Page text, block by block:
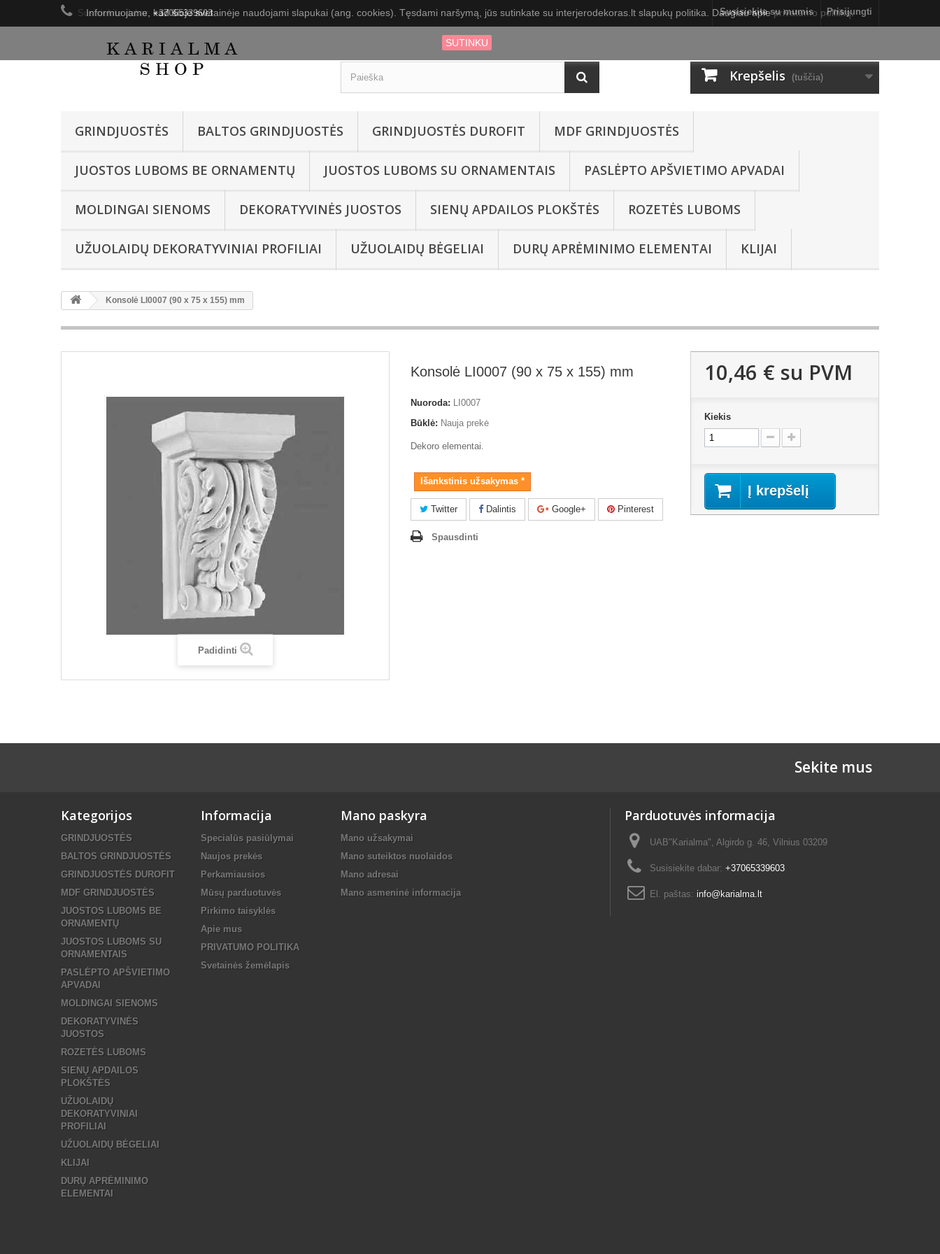
Prisijungti
Susisiekite su mumis
Susisiekite dabar: +37065339603
Krepšelis (tuščia)
GRINDJUOSTĖS BALTOS GRINDJUOSTĖS GRINDJUOSTĖS DUROFIT MDF GRINDJUOSTĖS
JUOSTOS LUBOMS BE ORNAMENTŲ JUOSTOS LUBOMS SU ORNAMENTAIS PASLĖPTO APŠVIETIMO APVADAI
MOLDINGAI SIENOMS DEKORATYVINĖS JUOSTOS SIENŲ APDAILOS PLOKŠTĖS ROZETĖS LUBOMS
UŽUOLAIDŲ DEKORATYVINIAI PROFILIAI UŽUOLAIDŲ BĖGELIAI DURŲ APRĖMINIMO ELEMENTAI KLIJAI
Konsolė LI0007 (90 x 75 x 155) mm
Padidinti
Konsolė LI0007 (90 x 75 x 155) mm
Nuoroda: LI0007
Būklė: Nauja prekė
Dekoro elementai.
Išankstinis užsakymas *
Twitter Dalintis Google+ Pinterest
Spausdinti
10,46 € su PVM
Kiekis
Į krepšelį
Sekite mus
Kategorijos
GRINDJUOSTĖS
BALTOS GRINDJUOSTĖS
GRINDJUOSTĖS DUROFIT
MDF GRINDJUOSTĖS
JUOSTOS LUBOMS BE
ORNAMENTŲ
JUOSTOS LUBOMS SU
ORNAMENTAIS
PASLĖPTO APŠVIETIMO
APVADAI
MOLDINGAI SIENOMS
DEKORATYVINĖS
JUOSTOS
ROZETĖS LUBOMS
SIENŲ APDAILOS
PLOKŠTĖS
UŽUOLAIDŲ
DEKORATYVINIAI
PROFILIAI
UŽUOLAIDŲ BĖGELIAI
KLIJAI
DURŲ APRĖMINIMO
ELEMENTAI
Informacija
Specialūs pasiūlymai
Naujos prekės
Perkamiausios
Mūsų parduotuvės
Pirkimo taisyklės
Apie mus
PRIVATUMO POLITIKA
Svetainės žemėlapis
Mano paskyra
Mano užsakymai
Mano suteiktos nuolaidos
Mano adresai
Mano asmeninė informacija
Parduotuvės informacija
UAB"Karialma", Algirdo g. 46, Vilnius 03209
Susisiekite dabar: +37065339603
El. paštas: info@karialma.lt
Informuojame, kad šioje svetainėje naudojami slapukai (ang. cookies). Tęsdami naršymą, jūs sutinkate su interjerodekoras.lt slapukų politika. Daugiau apieprivatumo politiką.
SUTINKU